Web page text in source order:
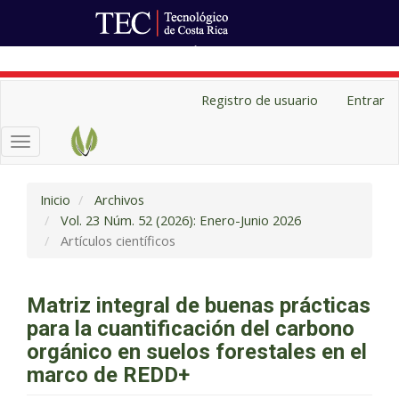
Contenido
principal
lateral
Registro de usuario Entrar
Toggle
navigation
Inicio
Archivos
Vol. 23 Núm. 52 (2026): Enero-Junio 2026
Artículos científicos
Matriz integral de buenas prácticas
para la cuantificación del carbono
orgánico en suelos forestales en el
marco de REDD+